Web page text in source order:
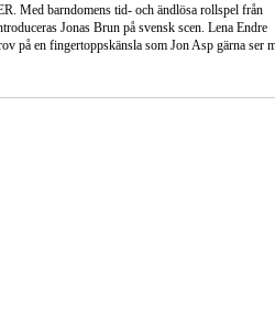
Med barndomens tid- och ändlösa rollspel från
Jonas Brun på svensk scen. Lena Endre
på en fingertoppskänsla som Jon Asp gärna ser